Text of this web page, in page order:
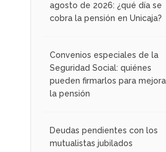
agosto de 2026: ¿qué día se
cobra la pensión en Unicaja?
Convenios especiales de la
Seguridad Social: quiénes
pueden firmarlos para
la pensión
Deudas pendientes con los
mutualistas jubilados